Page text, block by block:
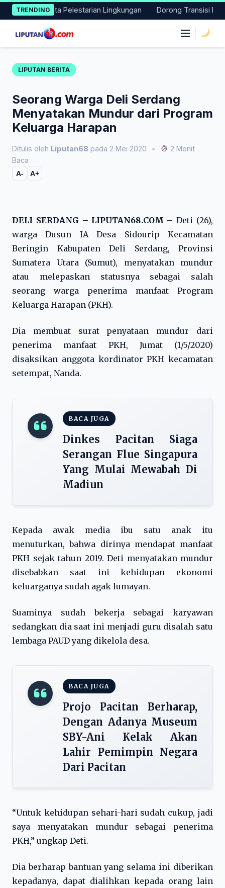
Skip
to
content
TRENDING
Nyata Pelestarian Lingkungan Dorong Transisi Energi di
LIPUTAN BERITA
Seorang Warga Deli Serdang
Menyatakan Mundur dari Program
Keluarga Harapan
Ditulis oleh Liputan68 pada 2 Mei 2020 •
2 Menit
Baca
A- A+
DELI SERDANG – LIPUTAN68.COM –Deti (26),
warga Dusun IA Desa Sidourip Kecamatan
Beringin Kabupaten Deli Serdang, Provinsi
Sumatera Utara (Sumut), menyatakan mundur
atau melepaskan statusnya sebagai salah
seorang warga penerima manfaat Program
Keluarga Harapan (PKH).
Dia membuat surat penyataan mundur dari
penerima manfaat PKH, Jumat (1/5/2020)
disaksikan anggota kordinator PKH kecamatan
setempat, Nanda.
BACA JUGA
Dinkes Pacitan Siaga
Serangan Flue Singapura
Yang Mulai Mewabah Di
Madiun
Kepada awak media ibu satu anak itu
menuturkan, bahwa dirinya mendapat manfaat
PKH sejak tahun 2019. Deti menyatakan mundur
disebabkan saat ini kehidupan ekonomi
keluarganya sudah agak lumayan.
Suaminya sudah bekerja sebagai karyawan
sedangkan dia saat ini menjadi guru disalah satu
lembaga PAUD yang dikelola desa.
BACA JUGA
Projo Pacitan Berharap,
Dengan Adanya Museum
SBY-Ani Kelak Akan
Lahir Pemimpin Negara
Dari Pacitan
“Untuk kehidupan sehari-hari sudah cukup, jadi
saya menyatakan mundur sebagai penerima
PKH,” ungkap Deti.
Dia berharap bantuan yang selama ini diberikan
kepadanya, dapat dialihkan kepada orang lain